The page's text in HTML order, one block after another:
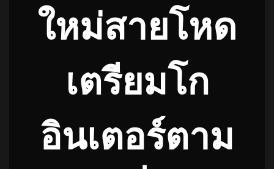
ใหม่สายโหด
เตรียมโก
อินเตอร์ตาม